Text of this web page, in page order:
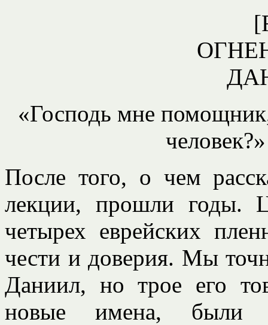
«Господь мне
После того, о чем
лекции, прошли годы.
четырех еврейских
чести и доверия. Мы
Даниил, но трое его
новые имена, были